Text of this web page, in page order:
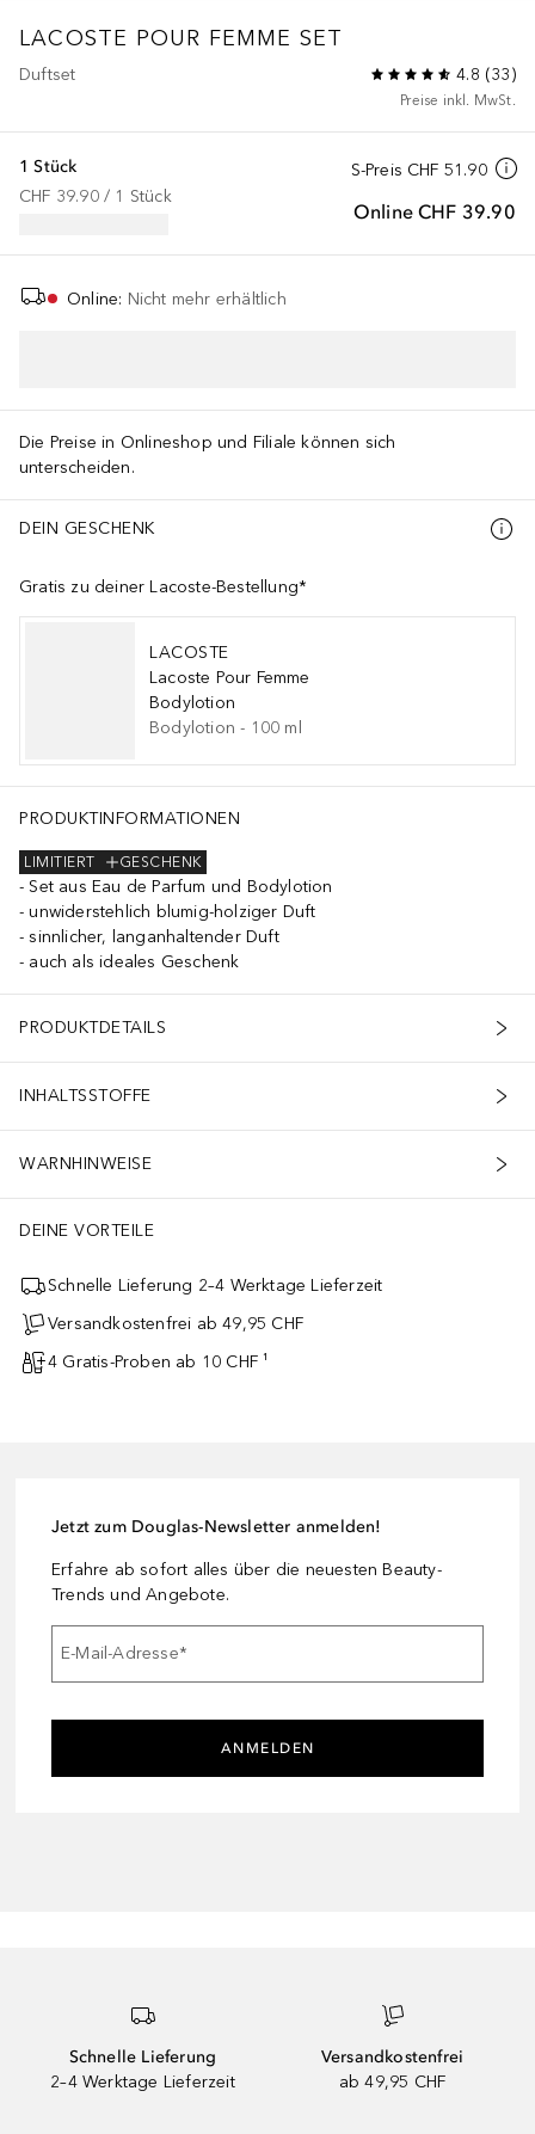
LACOSTE POUR FEMME SET
Duftset 4.8 (33)
Preise inkl. MwSt.
S-Preis CHF 51.90
Online CHF 39.90
1 Stück
CHF 39.90 / 1 Stück
Online: Nicht mehr erhältlich
Die Preise in Onlineshop und Filiale können sich
unterscheiden.
DEIN GESCHENK
Gratis zu deiner Lacoste-Bestellung*
LACOSTE
Lacoste Pour Femme
Bodylotion
Bodylotion - 100 ml
PRODUKTINFORMATIONEN
GESCHENK
LIMITIERT
Set aus Eau de Parfum und Bodylotion
unwiderstehlich blumig-holziger Duft
sinnlicher, langanhaltender Duft
auch als ideales Geschenk
PRODUKTDETAILS
INHALTSSTOFFE
WARNHINWEISE
DEINE VORTEILE
Schnelle Lieferung 2–4 Werktage Lieferzeit
Versandkostenfrei ab 49,95 CHF
4 Gratis-Proben ab 10 CHF ¹
Jetzt zum Douglas-Newsletter anmelden!
Erfahre ab sofort alles über die neuesten Beauty-
Trends und Angebote.
E-Mail-Adresse*
ANMELDEN
Schnelle Lieferung
2–4 Werktage Lieferzeit
Versandkostenfrei
ab 49,95 CHF